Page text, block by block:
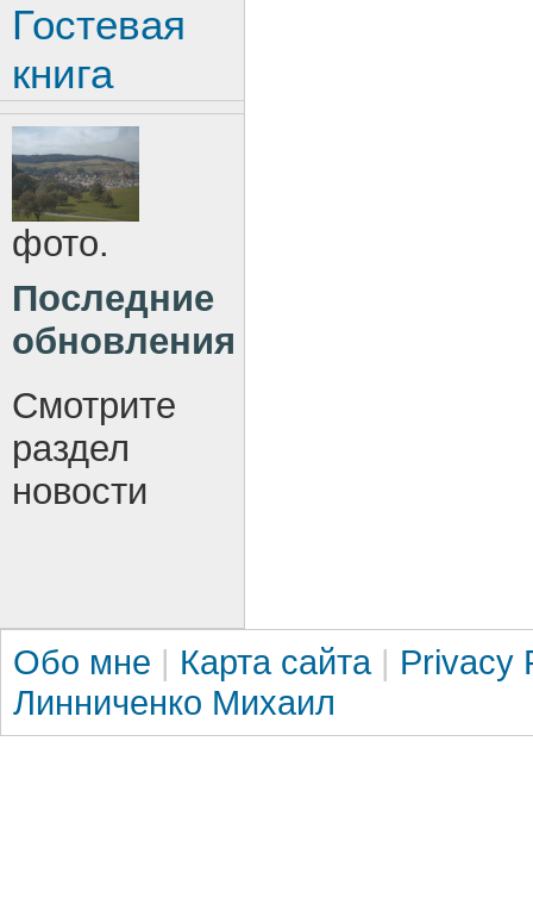
Гостевая
книга
фото.
Последние
обновления
Смотрите
раздел
новости
Обо мне | Карта сайта | Privacy
Линниченко Михаил